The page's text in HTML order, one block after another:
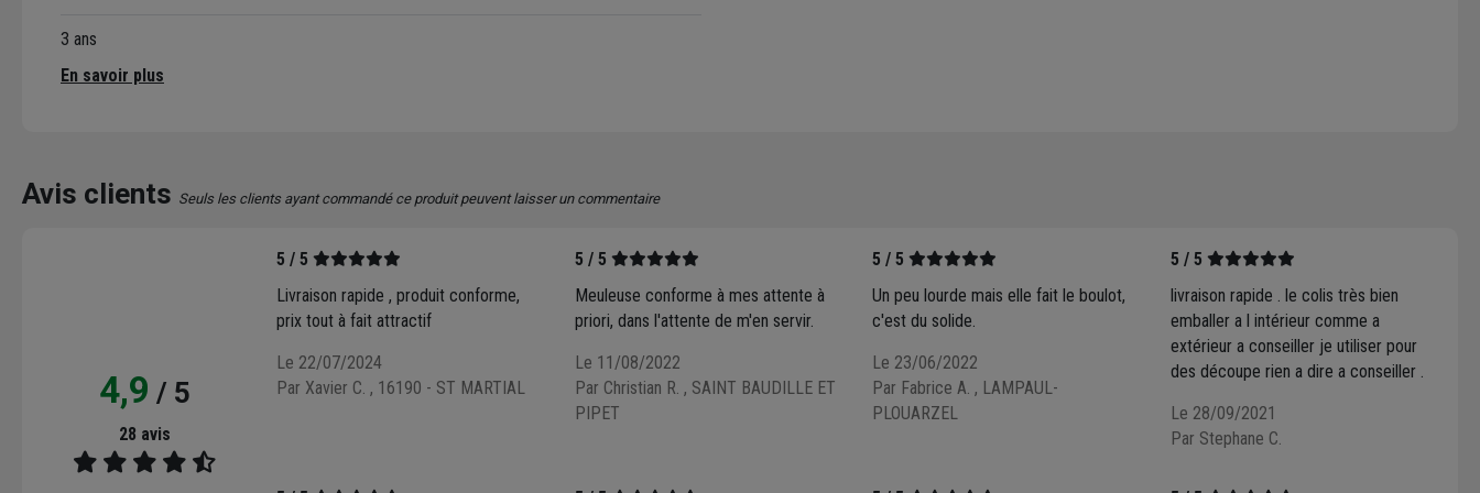
3 ans
En savoir plus
Avis clients Seuls les clients ayant commandé ce produit peuvent laisser un commentaire
4,9 / 5
28 avis
5 / 5
Livraison rapide , produit conforme,
prix tout à fait attractif
Le 22/07/2024
Par Xavier C. , 16190 - ST MARTIAL
5 / 5
Meuleuse conforme à mes attente à
priori, dans l'attente de m'en servir.
Le 11/08/2022
Par Christian R. , SAINT BAUDILLE ET
PIPET
5 / 5
Un peu lourde mais elle fait le boulot,
c'est du solide.
Le 23/06/2022
Par Fabrice A. , LAMPAUL-
PLOUARZEL
5 / 5
livraison rapide . le colis très bien
emballer a l intérieur comme a
extérieur a conseiller je utiliser pour
des découpe rien a dire a conseiller .
Le 28/09/2021
Par Stephane C.